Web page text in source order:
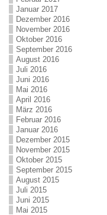
Januar 2017
Dezember 2016
November 2016
Oktober 2016
September 2016
August 2016
Juli 2016
Juni 2016
Mai 2016
April 2016
März 2016
Februar 2016
Januar 2016
Dezember 2015
November 2015
Oktober 2015
September 2015
August 2015
Juli 2015
Juni 2015
Mai 2015